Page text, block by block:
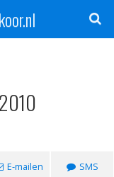
E-mailen SMS